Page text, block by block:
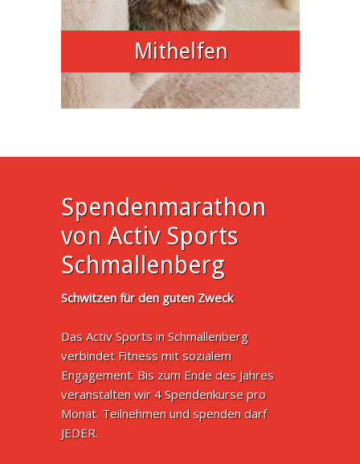
Mithelfen
Spendenmarathon
von Activ Sports
Schmallenberg
Schwitzen für den guten Zweck
Das Activ Sports in Schmallenberg
verbindet Fitness mit sozialem
Engagement. Bis zum Ende des Jahres
veranstalten wir 4 Spendenkurse pro
Monat. Teilnehmen und spenden darf
JEDER.